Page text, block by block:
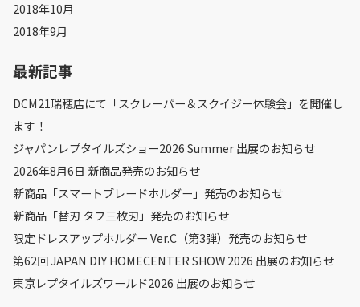
2018年10月
2018年9月
最新記事
DCM21瑞穂店にて「スクレーパー＆スクイジー体験会」を開催し
ます！
ジャパンレプタイルズショー2026 Summer 出展のお知らせ
2026年8月6日 新商品発売のお知らせ
新商品「スマートブレードホルダー」発売のお知らせ
新商品「替刃 タフ三枚刃」発売のお知らせ
限定ドレスアップホルダー Ver.C（第3弾）発売のお知らせ
第62回 JAPAN DIY HOMECENTER SHOW 2026 出展のお知らせ
東京レプタイルズワールド2026 出展のお知らせ